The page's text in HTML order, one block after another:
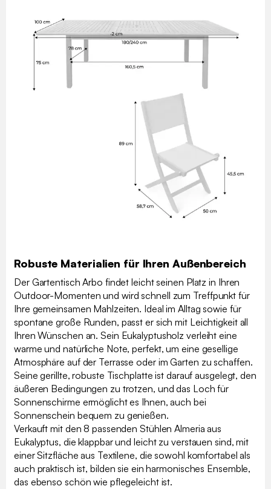
Robuste Materialien für Ihren Außenbereich
Der Gartentisch Arbo findet leicht seinen Platz in Ihren
Outdoor-Momenten und wird schnell zum Treffpunkt für
Ihre gemeinsamen Mahlzeiten. Ideal im Alltag sowie für
spontane große Runden, passt er sich mit Leichtigkeit all
Ihren Wünschen an. Sein Eukalyptusholz verleiht eine
warme und natürliche Note, perfekt, um eine gesellige
Atmosphäre auf der Terrasse oder im Garten zu schaffen.
Seine gerillte, robuste Tischplatte ist darauf ausgelegt, den
äußeren Bedingungen zu trotzen, und das Loch für
Sonnenschirme ermöglicht es Ihnen, auch bei
Sonnenschein bequem zu genießen.
Verkauft mit den 8 passenden Stühlen Almeria aus
Eukalyptus, die klappbar und leicht zu verstauen sind, mit
einer Sitzfläche aus Textilene, die sowohl komfortabel als
auch praktisch ist, bilden sie ein harmonisches Ensemble,
das ebenso schön wie pflegeleicht ist.